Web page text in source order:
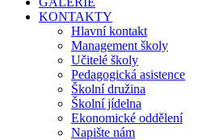
KONTAKTY
Hlavní kontakt
Management školy
Učitelé školy
Pedagogická asistence
Školní družina
Školní jídelna
Ekonomické oddělení
Napište nám